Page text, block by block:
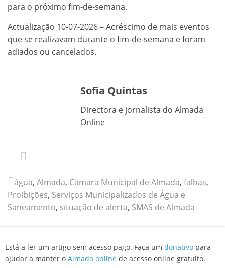
para o próximo fim-de-semana.
Actualização 10-07-2026 – Acréscimo de mais eventos
que se realizavam durante o fim-de-semana e foram
adiados ou cancelados.
Sofia Quintas
Directora e jornalista do Almada
Online
água, Almada, Câmara Municipal de Almada, falhas,
Proibições, Serviços Municipalizados de Água e
Saneamento, situação de alerta, SMAS de Almada
Está a ler um artigo sem acesso pago. Faça um donativo para
ajudar a manter o Almada online de acesso online gratuito.